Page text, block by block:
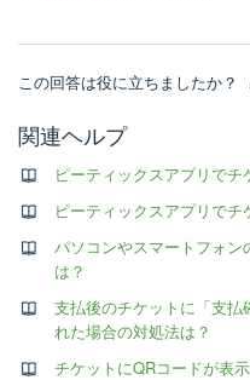
この回答は役に立ちましたか？
関連ヘルプ
ピーティックスアプリでチ
ピーティックスアプリでチ
パソコンやスマートフォ
は？
支払後のチケットに「支払
れた場合の対処法は？
チケットにQRコードが表